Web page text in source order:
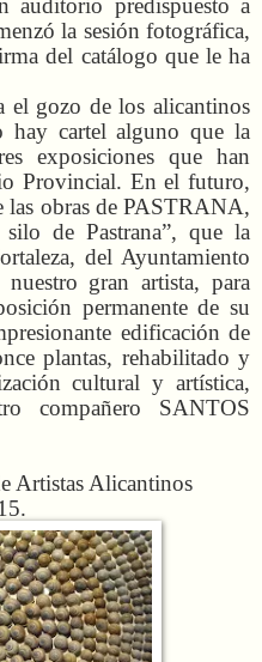
la sesión fotográfica,
del catálogo que le ha
el gozo de los alicantinos
cartel alguno que la
exposiciones que han
Provincial. En el futuro,
las obras de PASTRANA,
de Pastrana”, que la
del Ayuntamiento
gran artista, para
permanente de su
edificación de
plantas, rehabilitado y
cultural y artística,
compañero SANTOS
Artistas Alicantinos